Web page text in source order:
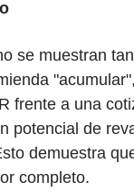
se muestran
frente a una
potencial de
demuestra
completo.